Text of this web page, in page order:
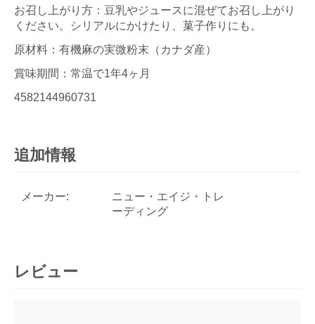
お召し上がり方：豆乳やジュースに混ぜてお召し上がり
ください。シリアルにかけたり、菓子作りにも。
原材料：有機麻の実微粉末（カナダ産）
賞味期間：常温で1年4ヶ月
4582144960731
追加情報
メーカー:
ニュー・エイジ・トレ
ーディング
レビュー